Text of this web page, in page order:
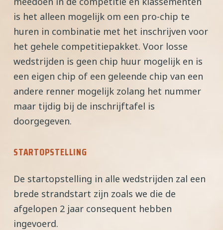
is het alleen mogelijk om een pro-chip te
huren in combinatie met het inschrijven voor
het gehele competitiepakket. Voor losse
wedstrijden is geen chip huur mogelijk en is
een eigen chip of een geleende chip van een
andere renner mogelijk zolang het nummer
maar tijdig bij de inschrijftafel is
doorgegeven.
STARTOPSTELLING
De startopstelling in alle wedstrijden zal een
brede strandstart zijn zoals we die de
afgelopen 2 jaar consequent hebben
ingevoerd.